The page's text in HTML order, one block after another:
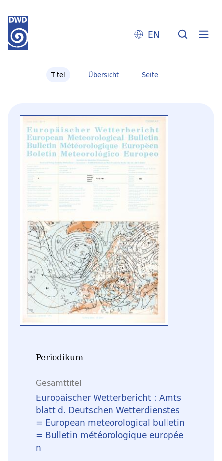
EN
Titel Übersicht Seite
Periodikum
Gesamttitel
Europäischer Wetterbericht : Amts
blatt d. Deutschen Wetterdienstes
= European meteorological bulletin
= Bulletin météorologique europée
n